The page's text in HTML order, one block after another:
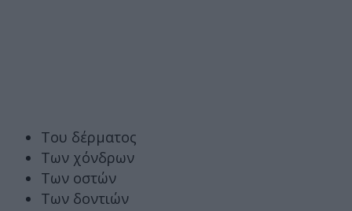
Του δέρματος
Των χόνδρων
Των οστών
Των δοντιών